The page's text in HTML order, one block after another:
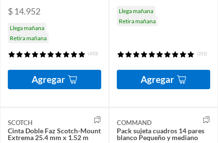
$ 14.952
Llega mañana
Retira mañana
(433)
Agregar
Llega mañana
Retira mañana
(252)
Agregar
SCOTCH
Cinta Doble Faz Scotch-Mount
Extrema 25.4 mm x 1.52 m
COMMAND
Pack sujeta cuadros 14 pares
blanco Pequeño y mediano